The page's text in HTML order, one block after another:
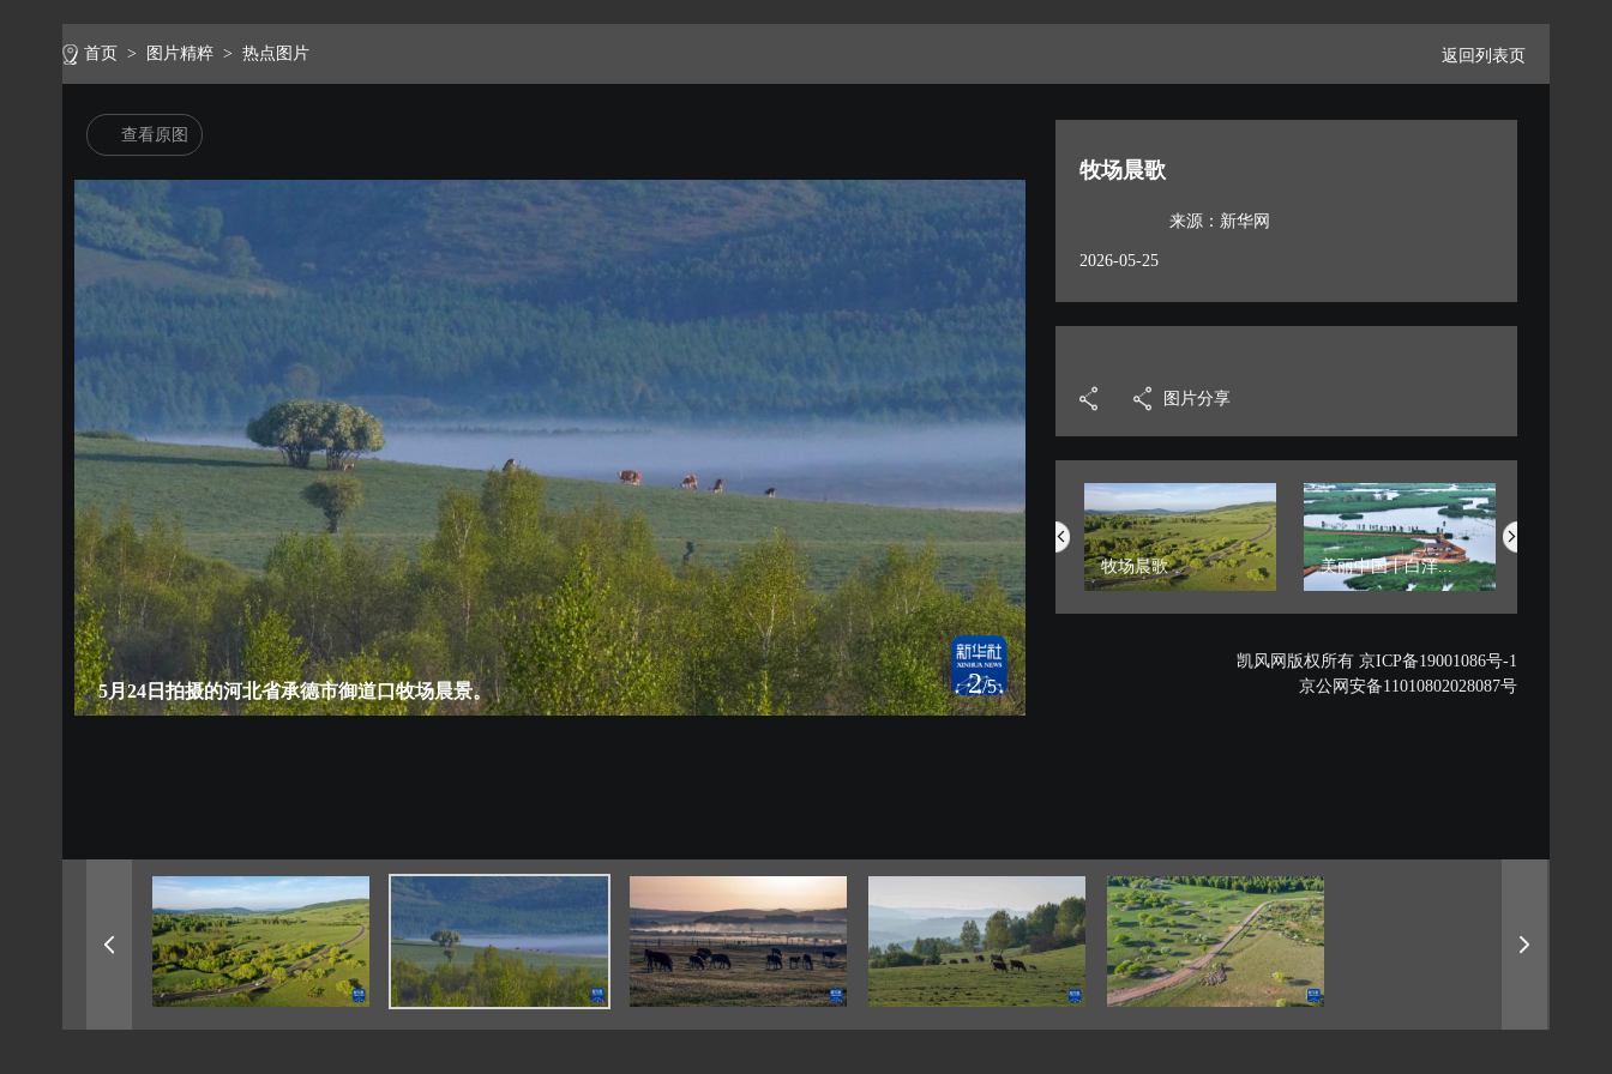
首页 > 图片精粹 > 热点图片 返回列表页
查看原图
5月24日拍摄的河北省承德市御道口牧场晨景。 2/5
牧场晨歌
来源：新华网
2026-05-25
图片分享
博鳌花开迎客来 京华风暖桃花开 牧场晨歌 美丽中国丨白洋...
凯风网版权所有 京ICP备19001086号-1
京公网安备11010802028087号